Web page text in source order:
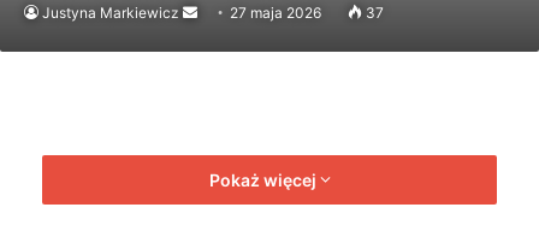
Justyna Markiewicz
Send 27 maja 2026 37
Pokaż więcej